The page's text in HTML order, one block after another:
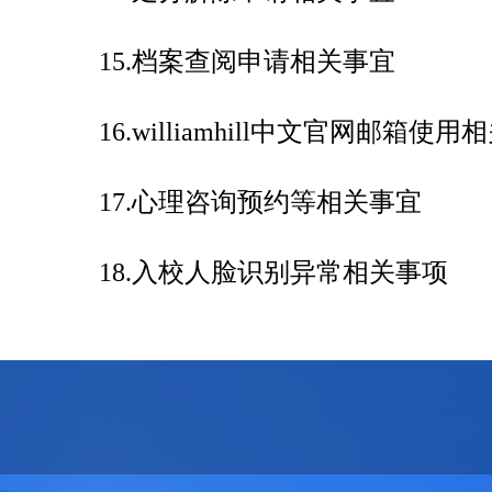
15.档案查阅申请相关事宜
16.williamhill中文官网邮箱使用
17.心理咨询预约等相关事宜
18.入校人脸识别异常相关事项